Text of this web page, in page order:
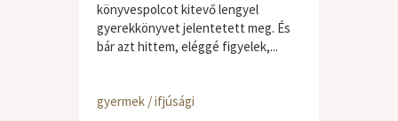
könyvespolcot kitevő lengyel
gyerekkönyvet jelentetett meg. És
bár azt hittem, eléggé figyelek,...
gyermek / ifjúsági